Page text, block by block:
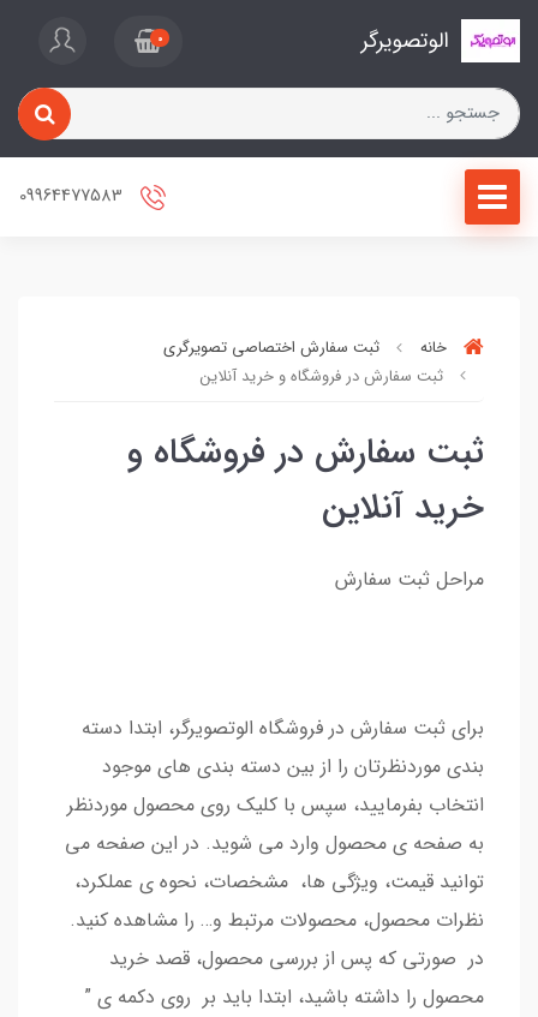
الوتصویرگر 0
خانه
ثبت سفارش اختصاصی تصویرگری
ثبت سفارش در فروشگاه و خرید آنلاین
ثبت سفارش در فروشگاه و
خرید آنلاین
مراحل ثبت سفارش
برای ثبت سفارش در فروشگاه الوتصویرگر، ابتدا دسته
بندی موردنظرتان را از بین دسته بندی های موجود
انتخاب بفرمایید، سپس با کلیک روی محصول موردنظر
به صفحه ی محصول وارد می شوید. در این صفحه می
توانید قیمت، ویژگی ها، مشخصات، نحوه ی عملکرد،
نظرات محصول، محصولات مرتبط و… را مشاهده کنید.
در صورتی که پس از بررسی محصول، قصد خرید
محصول را داشته باشید، ابتدا باید بر روی دکمه ی ”